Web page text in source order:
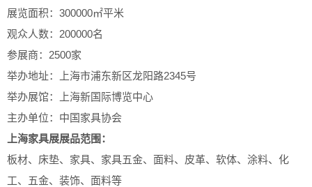
展览面积：300000㎡平米
观众人数：200000名
参展商：2500家
举办地址：上海市浦东新区龙阳路2345号
举办展馆：上海新国际博览中心
主办单位：中国家具协会
上海家具展展品范围：
板材、床垫、家具、家具五金、面料、皮革、软体、涂料、化
工、五金、装饰、面料等